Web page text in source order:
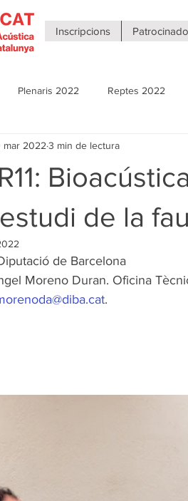
Inscripcions
Plenaris 2022 Reptes 2022
Plenaris 2020
de la
mar 2022 3 min de lectura
de Barcelona
Moreno Duran. Oficina
.